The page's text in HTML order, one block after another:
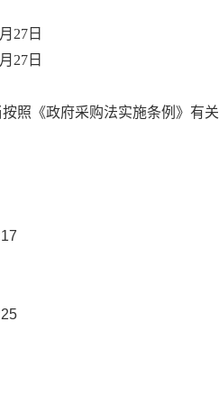
27日
27日
照《政府采购法实施条例》有